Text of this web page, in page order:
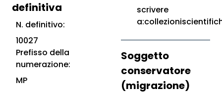
definitiva
N. definitivo:
10027
Prefisso della
numerazione:
MP
scrivere
Soggetto
conservatore
(migrazione)